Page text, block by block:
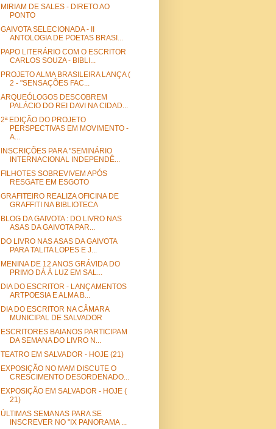
MIRIAM DE SALES - DIRETO AO
PONTO
GAIVOTA SELECIONADA - II
ANTOLOGIA DE POETAS BRASI...
PAPO LITERÁRIO COM O ESCRITOR
CARLOS SOUZA - BIBLI...
PROJETO ALMA BRASILEIRA LANÇA (
2 - "SENSAÇÕES FAC...
ARQUEÓLOGOS DESCOBREM
PALÁCIO DO REI DAVI NA CIDAD...
2ª EDIÇÃO DO PROJETO
PERSPECTIVAS EM MOVIMENTO -
A...
INSCRIÇÕES PARA "SEMINÁRIO
INTERNACIONAL INDEPENDÊ...
FILHOTES SOBREVIVEM APÓS
RESGATE EM ESGOTO
GRAFITEIRO REALIZA OFICINA DE
GRAFFITI NA BIBLIOTECA
BLOG DA GAIVOTA : DO LIVRO NAS
ASAS DA GAIVOTA PAR...
DO LIVRO NAS ASAS DA GAIVOTA
PARA TALITA LOPES E J...
MENINA DE 12 ANOS GRÁVIDA DO
PRIMO DÁ À LUZ EM SAL...
DIA DO ESCRITOR - LANÇAMENTOS
ARTPOESIA E ALMA B...
DIA DO ESCRITOR NA CÂMARA
MUNICIPAL DE SALVADOR
ESCRITORES BAIANOS PARTICIPAM
DA SEMANA DO LIVRO N...
TEATRO EM SALVADOR - HOJE (21)
EXPOSIÇÃO NO MAM DISCUTE O
CRESCIMENTO DESORDENADO...
EXPOSIÇÃO EM SALVADOR - HOJE (
21)
ÚLTIMAS SEMANAS PARA SE
INSCREVER NO "IX PANORAMA ...